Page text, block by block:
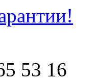
53 16